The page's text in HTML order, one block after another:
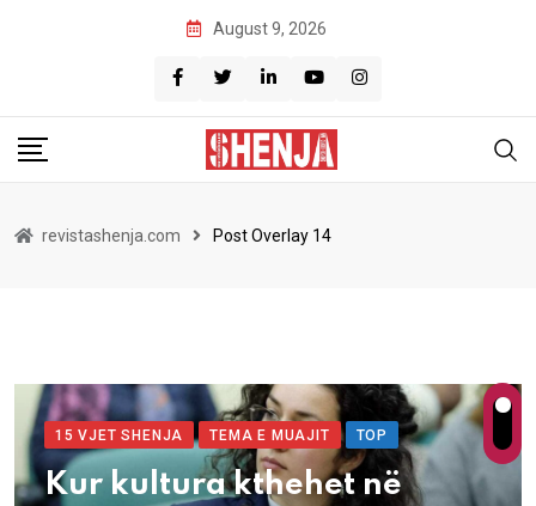
August 9, 2026
revistashenja.com Post Overlay 14
15 VJET SHENJA TEMA E MUAJIT TOP
Kur kultura kthehet në